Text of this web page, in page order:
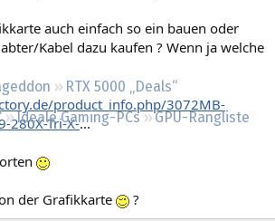
RTX 5000 „Deals“
Ideale Gaming-PCs
GPU-Rangliste
auch einfach so ein bauen oder
Kabel dazu kaufen ? Wenn ja welche
product_info.php/3072MB-
280X-Tri-X-...
der Grafikkarte ?